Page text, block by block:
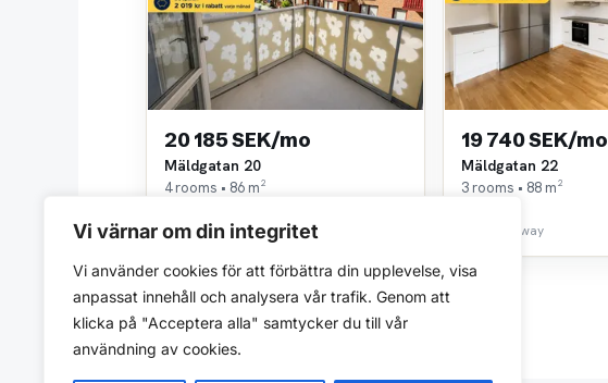
Vi värnar om din integritet
Vi använder cookies för att förbättra din upplevelse, visa
anpassat innehåll och analysera vår trafik. Genom att
klicka på "Acceptera alla" samtycker du till vår
användning av cookies.
20 185 SEK/mo
Mäldgatan 20
4 rooms • 86 m²
~1,1 km away
19 740 SEK/mo
Mäldgatan 22
3 rooms • 88 m²
~1,1 km away